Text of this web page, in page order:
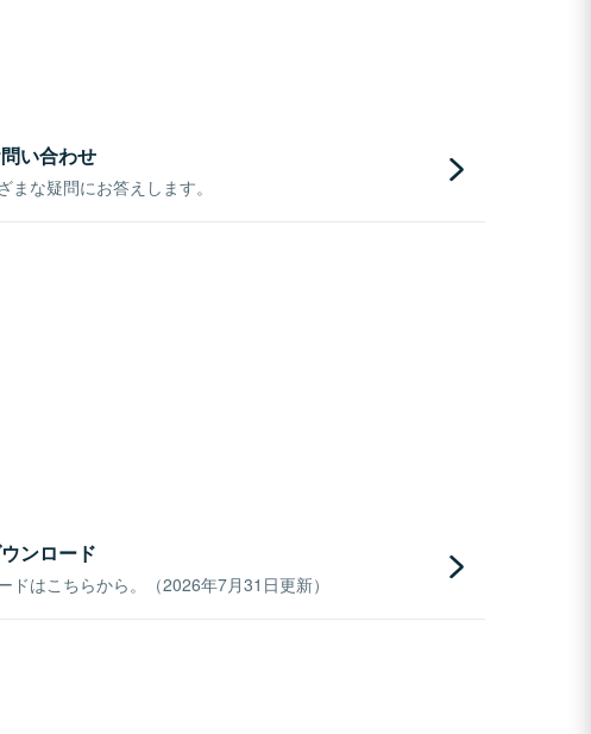
い合わせ
な疑問にお答えします。
ンロード
ドはこちらから。（2026年7月31日更新）